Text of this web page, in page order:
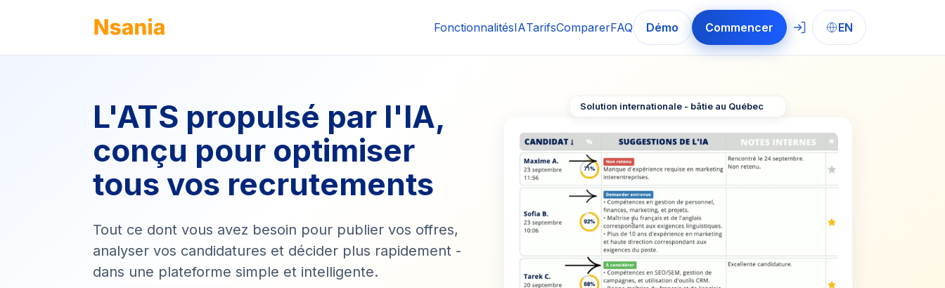
FonctionnalitésIATarifsComparerFAQ Démo Commencer EN
L'ATS propulsé par l'IA,
conçu pour optimiser
tous vos recrutements
Tout ce dont vous avez besoin pour publier vos offres,
analyser vos candidatures et décider plus rapidement -
dans une plateforme simple et intelligente.
Solution internationale - bâtie au Québec